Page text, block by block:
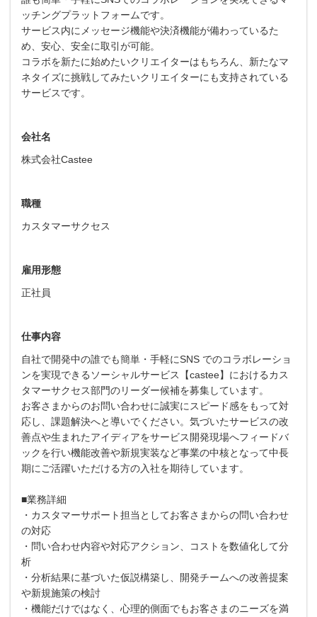
ッチングプラットフォームです。
サービス内にメッセージ機能や決済機能が備わっているた
め、安心、安全に取引が可能。
コラボを新たに始めたいクリエイターはもちろん、新たなマ
ネタイズに挑戦してみたいクリエイターにも支持されている
サービスです。
会社名
株式会社Castee
職種
カスタマーサクセス
雇用形態
正社員
仕事内容
自社で開発中の誰でも簡単・手軽にSNS でのコラボレーショ
ンを実現できるソーシャルサービス【castee】におけるカス
タマーサクセス部門のリーダー候補を募集しています。
お客さまからのお問い合わせに誠実にスピード感をもって対
応し、課題解決へと導いでください。気づいたサービスの改
善点や生まれたアイディアをサービス開発現場へフィードバ
ックを行い機能改善や新規実装など事業の中核となって中長
期にご活躍いただける方の入社を期待しています。
■業務詳細
・カスタマーサポート担当としてお客さまからの問い合わせ
の対応
・問い合わせ内容や対応アクション、コストを数値化して分
析
・分析結果に基づいた仮説構築し、開発チームへの改善提案
や新規施策の検討
・機能だけではなく、心理的側面でもお客さまのニーズを満